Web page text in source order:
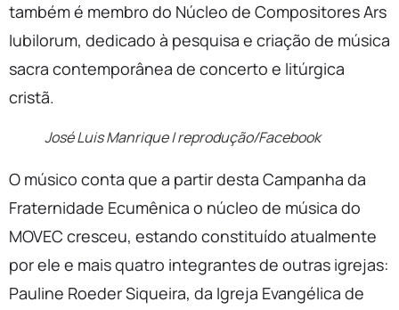
também é membro do Núcleo de Compositores Ars
Iubilorum, dedicado à pesquisa e criação de música
sacra contemporânea de concerto e litúrgica
cristã.
José Luis Manrique | reprodução/Facebook
O músico conta que a partir desta Campanha da
Fraternidade Ecumênica o núcleo de música do
MOVEC cresceu, estando constituído atualmente
por ele e mais quatro integrantes de outras igrejas:
Pauline Roeder Siqueira, da Igreja Evangélica de